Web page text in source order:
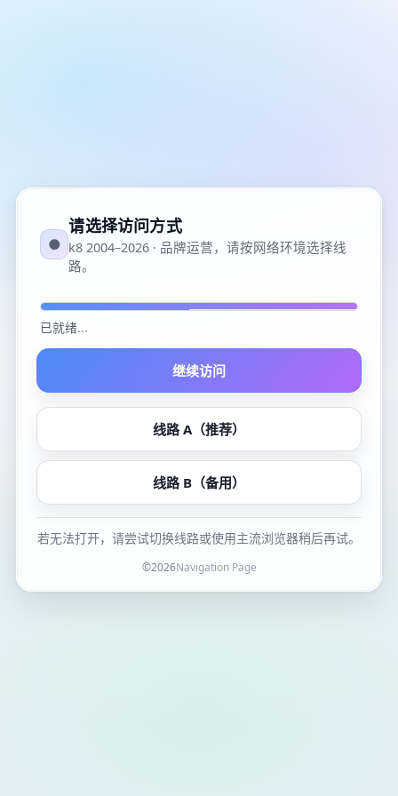
●
请选择访问方式
k8 2004–2026 · 品牌运营，请按网络环境选择线
路。
已就绪...
继续访问
线路 A（推荐）
线路 B（备用）
若无法打开，请尝试切换线路或使用主流浏览器稍后再试。
©2026Navigation Page